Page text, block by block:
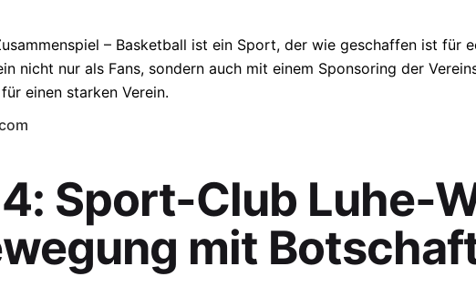
– Basketball ist ein Sport, der wie geschaffen ist für
nicht nur als Fans, sondern auch mit einem Sponsoring der
einen starken Verein.
Sport-Club Luhe-
mit